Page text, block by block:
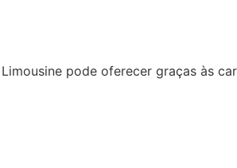
pode oferecer graças às